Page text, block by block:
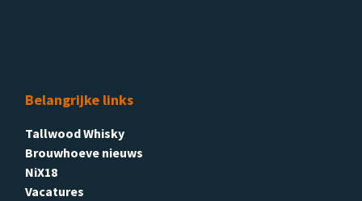
Belangrijke links
Tallwood Whisky
Brouwhoeve nieuws
NiX18
Vacatures